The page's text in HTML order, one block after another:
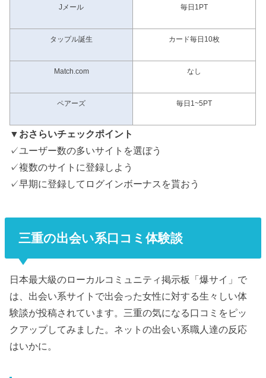
Jメール 毎日1PT
タップル誕生 カード毎日10枚
Match.com なし
ペアーズ 毎日1~5PT
▼おさらいチェックポイント
✓ユーザー数の多いサイトを選ぼう
✓複数のサイトに登録しよう
✓早期に登録してログインボーナスを貰おう
三重の出会い系口コミ体験談
日本最大級のローカルコミュニティ掲示板「爆サイ」で
は、出会い系サイトで出会った女性に対する生々しい体
験談が投稿されています。三重の気になる口コミをピッ
クアップしてみました。ネットの出会い系職人達の反応
はいかに。